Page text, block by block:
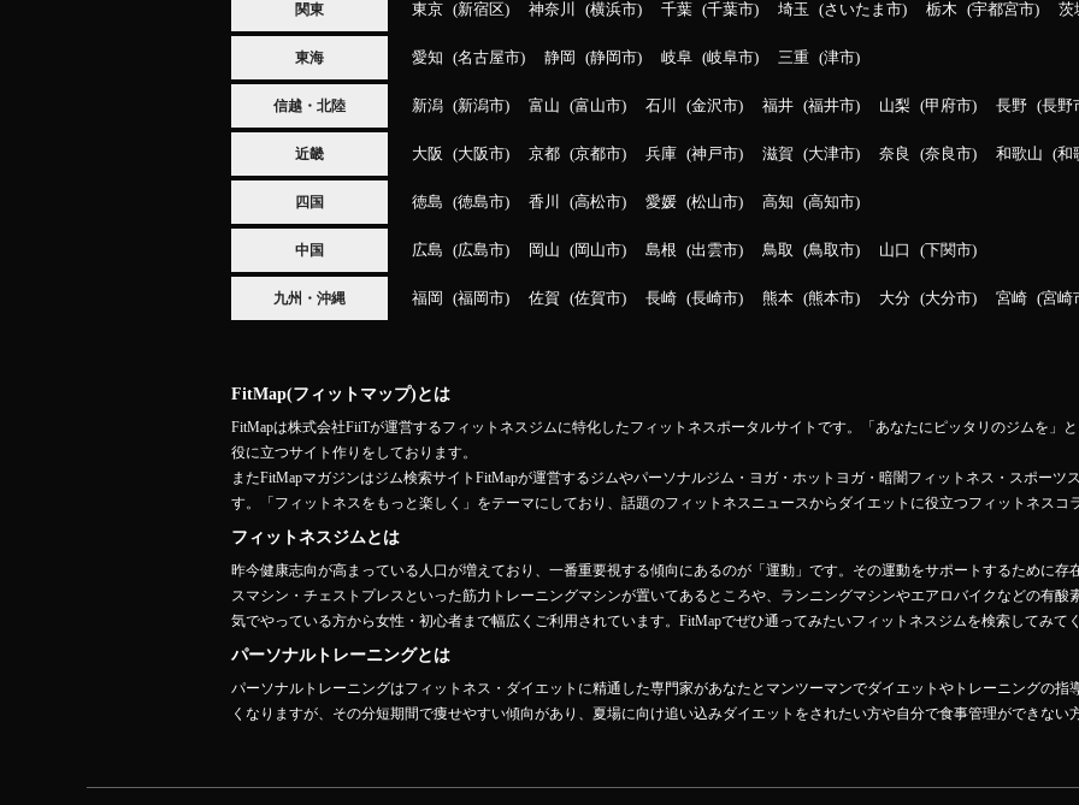
関東 東京 新宿区 神奈川 横浜市 千葉 千葉市 埼玉 さいたま市 栃木 宇都宮市 茨
東海 愛知 名古屋市 静岡 静岡市 岐阜 岐阜市 三重 津市
信越・北陸 新潟 新潟市 富山 富山市 石川 金沢市 福井 福井市 山梨 甲府市 長野 長野
近畿 大阪 大阪市 京都 京都市 兵庫 神戸市 滋賀 大津市 奈良 奈良市 和歌山 和
四国 徳島 徳島市 香川 高松市 愛媛 松山市 高知 高知市
中国 広島 広島市 岡山 岡山市 島根 出雲市 鳥取 鳥取市 山口 下関市
九州・沖縄 福岡 福岡市 佐賀 佐賀市 長崎 長崎市 熊本 熊本市 大分 大分市 宮崎 宮崎
FitMap(フィットマップ)とは
FitMapは株式会社FiiTが運営するフィットネスジムに特化したフィットネスポータルサイトです。「あなたにピッタリのジムを」
役に立つサイト作りをしております。
またFitMapマガジンはジム検索サイトFitMapが運営するジムやパーソナルジム・ヨガ・ホットヨガ・暗闇フィットネス・スポー
す。「フィットネスをもっと楽しく」をテーマにしており、話題のフィットネスニュースからダイエットに役立つフィットネスコ
フィットネスジムとは
昨今健康志向が高まっている人口が増えており、一番重要視する傾向にあるのが「運動」です。その運動をサポートするために
スマシン・チェストプレスといった筋力トレーニングマシンが置いてあるところや、ランニングマシンやエアロバイクなどの有
気でやっている方から女性・初心者まで幅広くご利用されています。FitMapでぜひ通ってみたいフィットネスジムを検索してみて
パーソナルトレーニングとは
パーソナルトレーニングはフィットネス・ダイエットに精通した専門家があなたとマンツーマンでダイエットやトレーニングの
くなりますが、その分短期間で痩せやすい傾向があり、夏場に向け追い込みダイエットをされたい方や自分で食事管理ができない